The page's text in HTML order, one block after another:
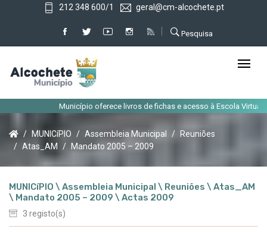
212 348 600/1 geral@cm-alcochete.pt
Pesquisa
Município oferece livros de fichas e acesso à Escola Virtual
MUNICíPIO Assembleia Municipal
Reuniões
Atas_AM
Mandato 2005 – 2009
MUNICíPIO \ Assembleia Municipal \ Reuniões \ Atas_AM
\ Mandato 2005 – 2009 \ Actas 2009
3 registo(s)